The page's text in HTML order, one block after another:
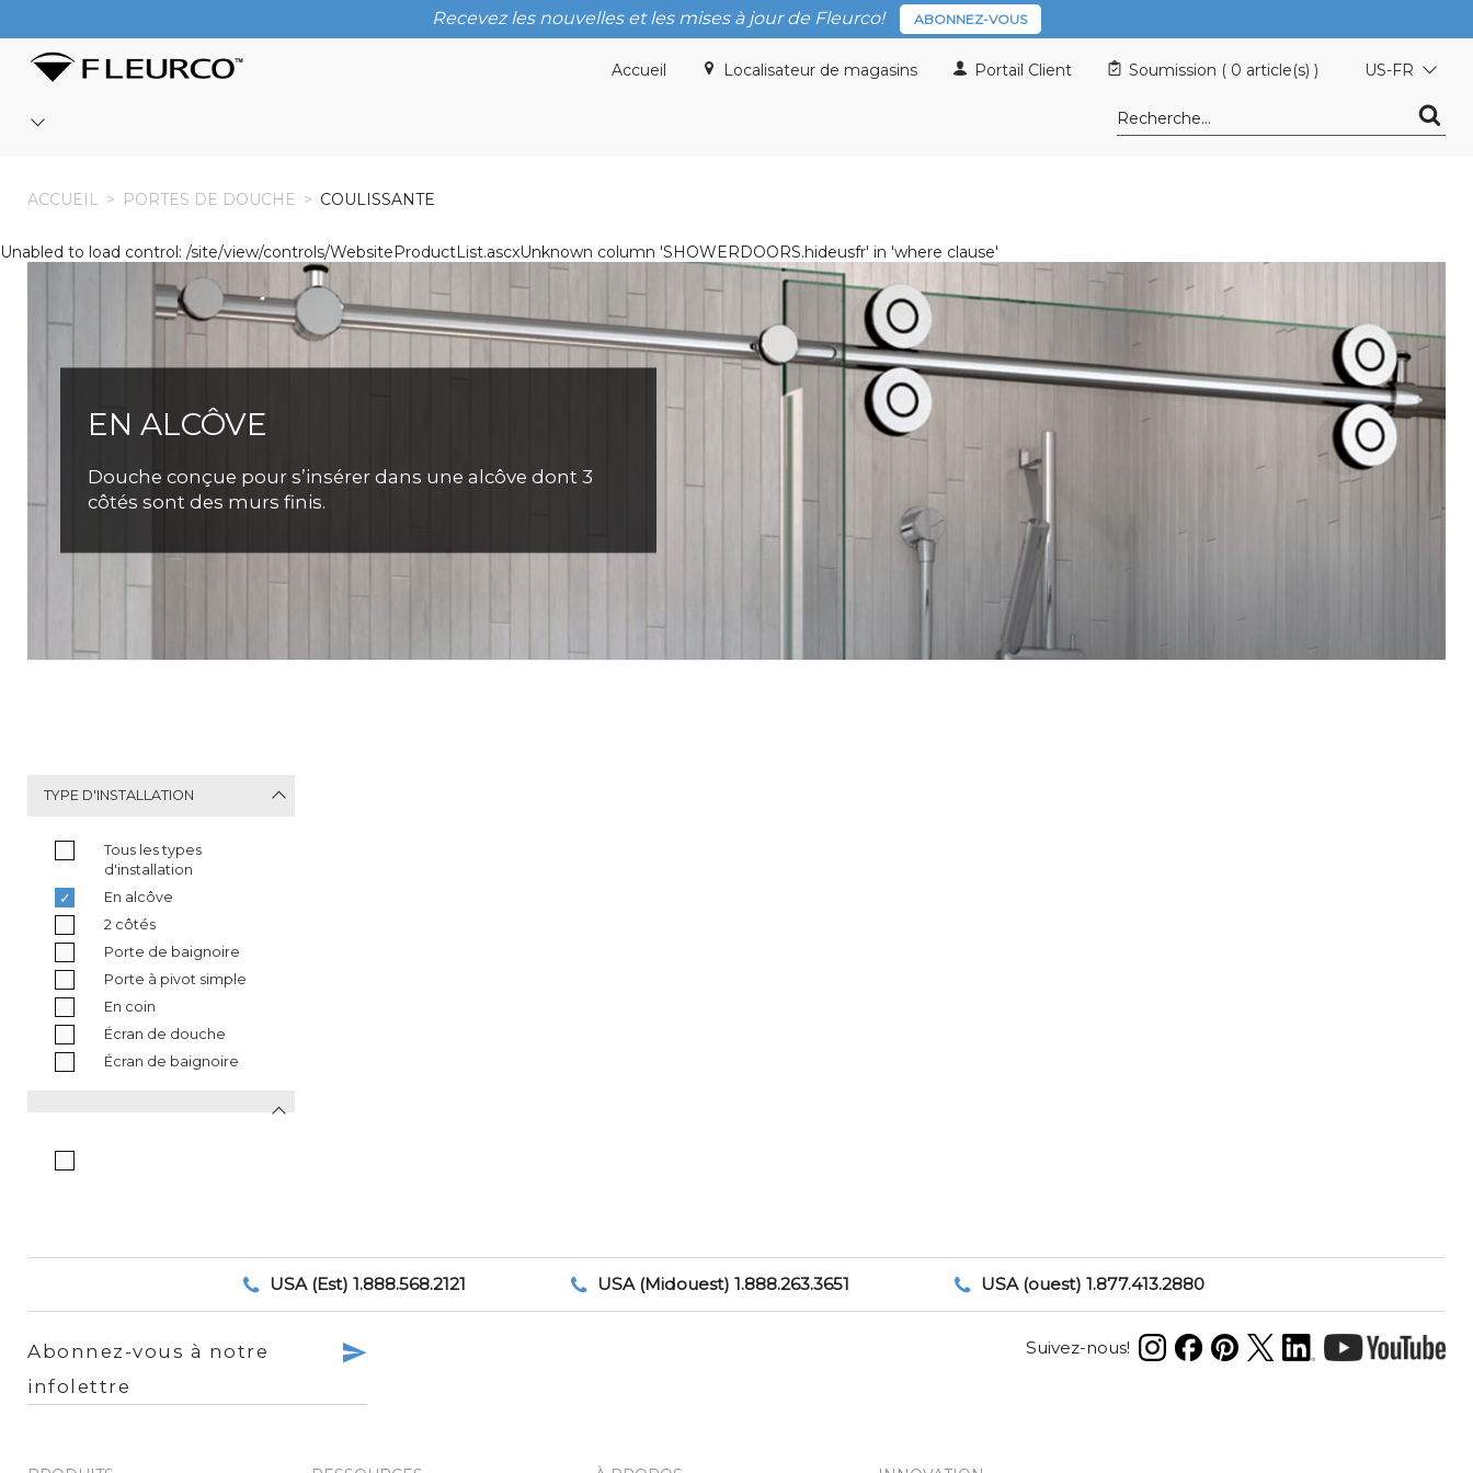
Recevez les nouvelles et les mises à jour de Fleurco! ABONNEZ-VOUS
Accueil Localisateur de magasins Portail Client Soumission ( 0 article(s) ) US-FR
ACCUEIL
ACCUEIL > PORTES DE DOUCHE > COULISSANTE
Unabled to load control: /site/view/controls/WebsiteProductList.ascxUnknown column 'SHOWERDOORS.hideusfr' in 'where clause'
EN ALCÔVE
Douche conçue pour s’insérer dans une alcôve dont 3
côtés sont des murs finis.
TYPE D'INSTALLATION
Tous les types
d'installation
En alcôve
2 côtés
Porte de baignoire
Porte à pivot simple
En coin
Écran de douche
Écran de baignoire
USA (Est) 1.888.568.2121 USA (Midouest) 1.888.263.3651 USA (ouest) 1.877.413.2880
Abonnez-vous à notre
infolettre
Suivez-nous!